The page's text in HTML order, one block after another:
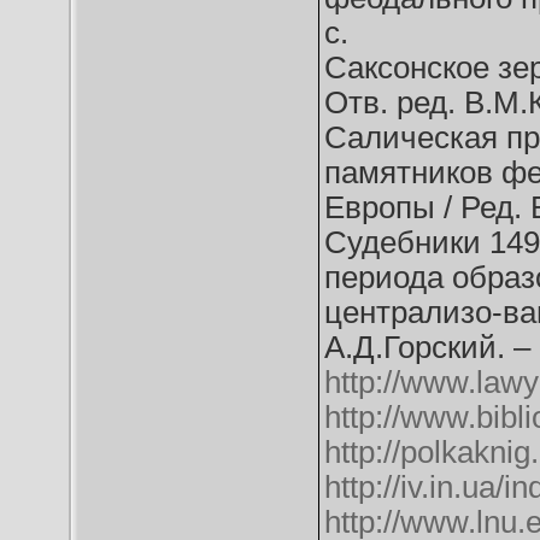
с.
Саксонское
Отв. ред.
Салическая
памятников
Европы / Ред.
Судебники
периода
централизо-
А.Д.Горский.
http://
http://
http://
http://iv.in.ua/
http://